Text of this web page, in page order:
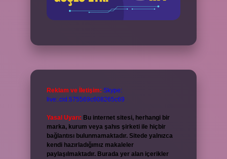
Reklam ve İletişim: Skype:
live:.cid.575569c608265c69
Yasal Uyarı: Bu internet sitesi, herhangi bir
marka, kurum veya şahıs şirketi ile hiçbir
bağlantısı bulunmamaktadır. Sitede yalnızca
kendi hazırladığımız makaleler
paylaşılmaktadır. Burada yer alan içerikler